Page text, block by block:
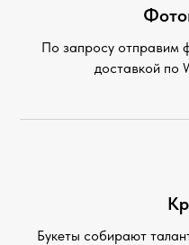
По запросу отправим
доставкой по
Букеты собирают